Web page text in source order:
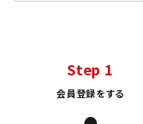
Step 1
会員登録をする